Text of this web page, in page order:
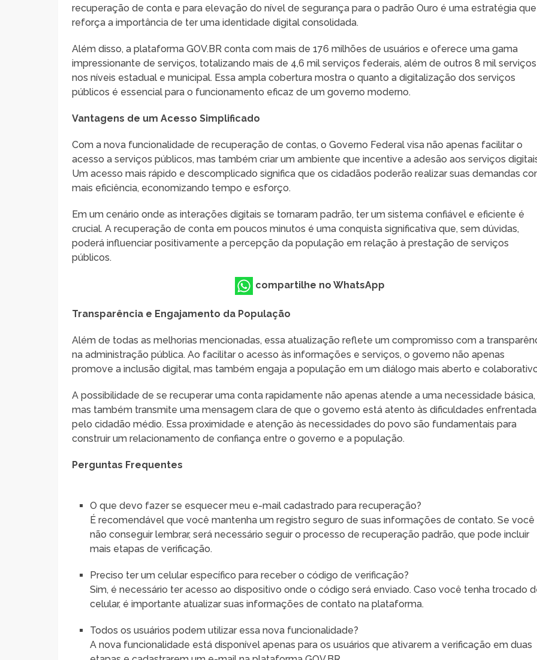
recuperação de conta e para elevação do nível de segurança para o padrão Ouro é uma estratégia que
reforça a importância de ter uma identidade digital consolidada.
Além disso, a plataforma GOV.BR conta com mais de 176 milhões de usuários e oferece uma gama
impressionante de serviços, totalizando mais de 4,6 mil serviços federais, além de outros 8 mil serviços
nos níveis estadual e municipal. Essa ampla cobertura mostra o quanto a digitalização dos serviços
públicos é essencial para o funcionamento eficaz de um governo moderno.
Vantagens de um Acesso Simplificado
Com a nova funcionalidade de recuperação de contas, o Governo Federal visa não apenas facilitar o
acesso a serviços públicos, mas também criar um ambiente que incentive a adesão aos serviços
Um acesso mais rápido e descomplicado significa que os cidadãos poderão realizar suas demandas
mais eficiência, economizando tempo e esforço.
Em um cenário onde as interações digitais se tornaram padrão, ter um sistema confiável e eficiente é
crucial. A recuperação de conta em poucos minutos é uma conquista significativa que, sem dúvidas,
poderá influenciar positivamente a percepção da população em relação à prestação de serviços
públicos.
compartilhe no WhatsApp
Transparência e Engajamento da População
Além de todas as melhorias mencionadas, essa atualização reflete um compromisso com a
na administração pública. Ao facilitar o acesso às informações e serviços, o governo não apenas
promove a inclusão digital, mas também engaja a população em um diálogo mais aberto e
A possibilidade de se recuperar uma conta rapidamente não apenas atende a uma necessidade básica,
mas também transmite uma mensagem clara de que o governo está atento às dificuldades
pelo cidadão médio. Essa proximidade e atenção às necessidades do povo são fundamentais para
construir um relacionamento de confiança entre o governo e a população.
Perguntas Frequentes
O que devo fazer se esquecer meu e-mail cadastrado para recuperação?
É recomendável que você mantenha um registro seguro de suas informações de contato. Se você
não conseguir lembrar, será necessário seguir o processo de recuperação padrão, que pode incluir
mais etapas de verificação.
Preciso ter um celular específico para receber o código de verificação?
Sim, é necessário ter acesso ao dispositivo onde o código será enviado. Caso você tenha trocado
celular, é importante atualizar suas informações de contato na plataforma.
Todos os usuários podem utilizar essa nova funcionalidade?
A nova funcionalidade está disponível apenas para os usuários que ativarem a verificação em duas